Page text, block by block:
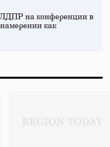
ЛДПР на конференции в
намерении как